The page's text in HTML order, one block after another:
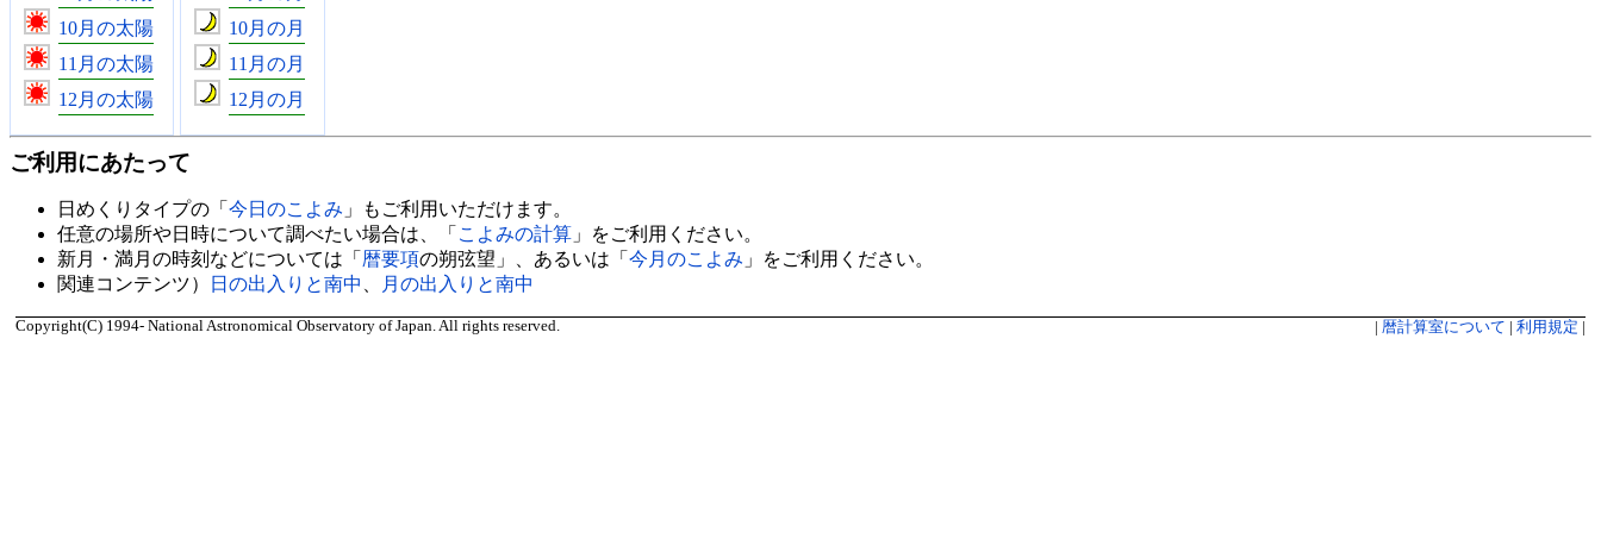
10月の太陽
11月の太陽
12月の太陽
10月の月
11月の月
12月の月
ご利用にあたって
日めくりタイプの「 今日のこよみ 」もご利用いただけます。
任意の場所や日時について調べたい場合は、「 こよみの計算 」をご利用ください。
新月・満月の時刻などについては「 暦要項の朔弦望」、あるいは「 今月のこよみ 」をご利用ください。
関連コンテンツ）
日の出入りと南中 月の出入りと南中
Copyright(C) 1994- National Astronomical Observatory of Japan. All rights reserved. | 暦計算室について | 利用規定 |